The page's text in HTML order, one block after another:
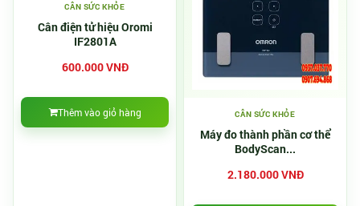
CÂN SỨC KHỎE
Cân điện tử hiệu Oromi
IF2801A
600.000 VNĐ
Thêm vào giỏ hàng CÂN SỨC KHỎE
Máy đo thành phần cơ thể
BodyScan...
2.180.000 VNĐ